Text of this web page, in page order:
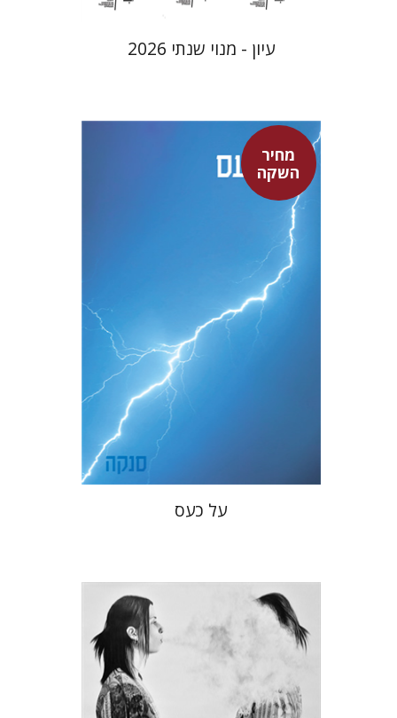
עיון - מנוי שנתי 2026
מחיר
השקה
סנקה
דבורה גילולה
דבורה גילולה
מחיר השקה
על כעס
חגי כנען